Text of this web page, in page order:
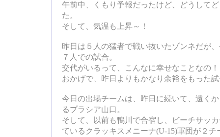
午前中、くもり予報だったけど、どうして
た。
そして、気温も上昇～！
昨日は５人の猛者で戦い抜いたゾンネだが
７人での試合。
交代がいるって、こんなに幸せなことなの
おかげで、昨日よりもかなり余裕をもった
今日の出場チームは、昨日に続いて、遠く
るプラシア山口。
そして、以前も鴨川で合宿し、ビーチサッ
ているクラッキスメニーナ(U-15)軍団が２チ